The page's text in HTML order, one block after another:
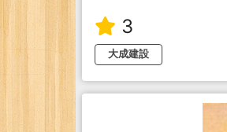
3
大成建設